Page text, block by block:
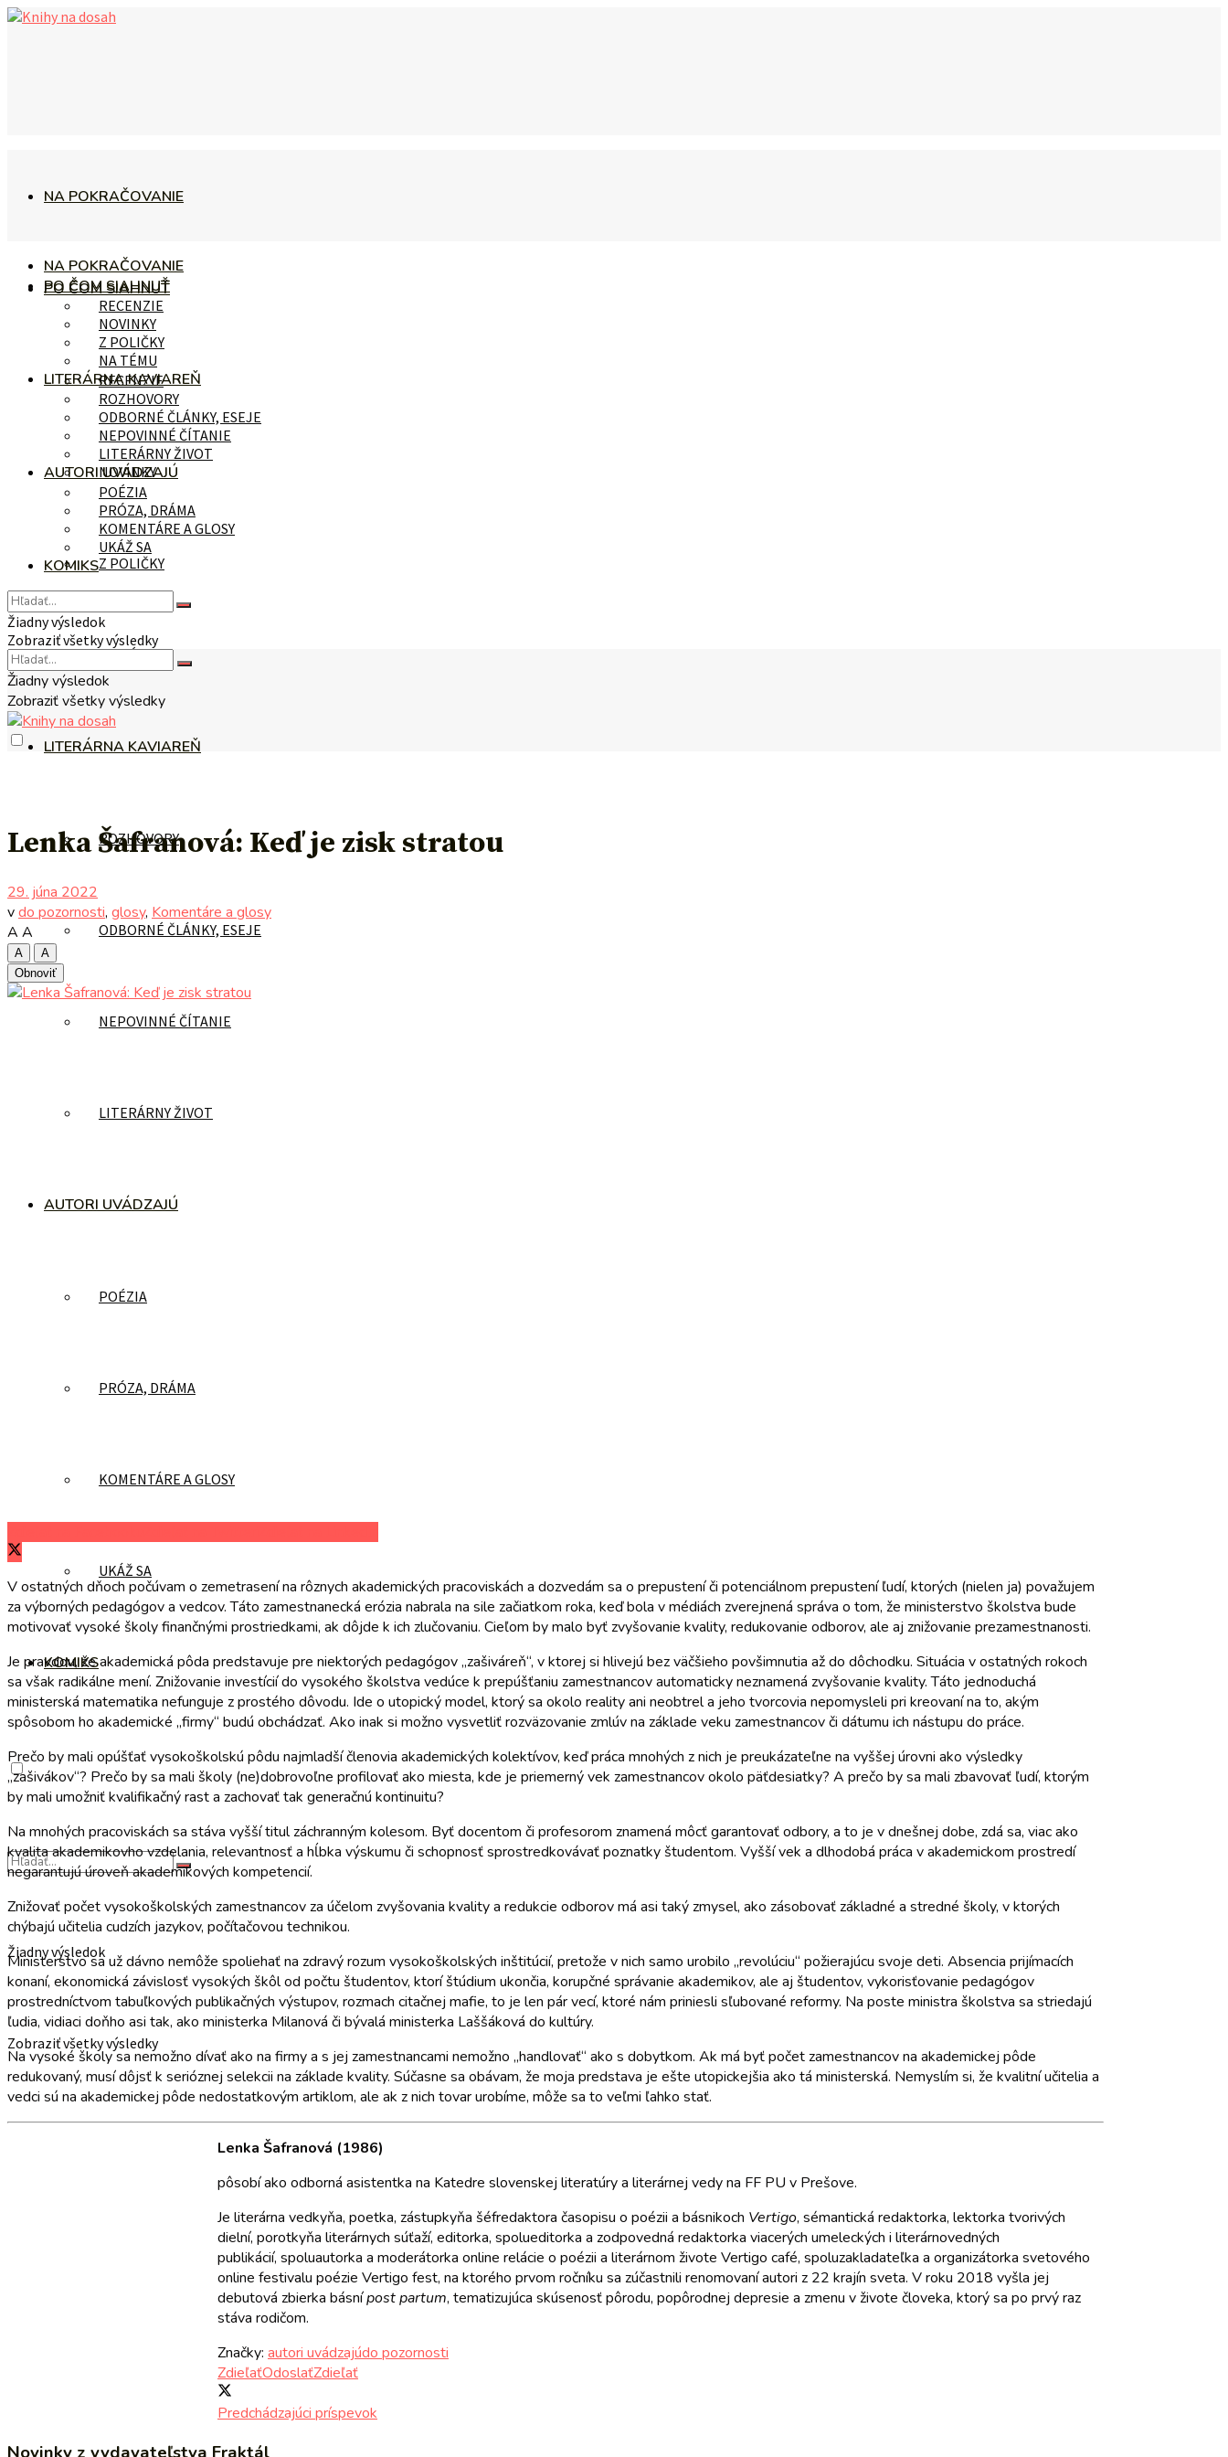
NA POKRAČOVANIE
PO ČOM SIAHNUŤ
RECENZIE
NOVINKY
Z POLIČKY
NA TÉMU
LITERÁRNA KAVIAREŇ
ROZHOVORY
ODBORNÉ ČLÁNKY, ESEJE
NEPOVINNÉ ČÍTANIE
LITERÁRNY ŽIVOT
AUTORI UVÁDZAJÚ
POÉZIA
PRÓZA, DRÁMA
KOMENTÁRE A GLOSY
UKÁŽ SA
KOMIKS
Žiadny výsledok
Zobraziť všetky výsledky
NA POKRAČOVANIE
PO ČOM SIAHNUŤ
RECENZIE
NOVINKY
Z POLIČKY
NA TÉMU
LITERÁRNA KAVIAREŇ
ROZHOVORY
ODBORNÉ ČLÁNKY, ESEJE
NEPOVINNÉ ČÍTANIE
LITERÁRNY ŽIVOT
AUTORI UVÁDZAJÚ
POÉZIA
PRÓZA, DRÁMA
KOMENTÁRE A GLOSY
UKÁŽ SA
KOMIKS
Žiadny výsledok
Zobraziť všetky výsledky
Žiadny výsledok
Zobraziť všetky výsledky
Lenka Šafranová: Keď je zisk stratou
29. júna 2022
vdo pozornosti, glosy, Komentáre a glosy
A A
A
A
Obnoviť
V ostatných dňoch počúvam o zemetrasení na rôznych akademických pracoviskách a dozvedám sa o prepustení či potenciálnom prepustení ľudí, ktorých (nielen ja) považujem
za výborných pedagógov a vedcov. Táto zamestnanecká erózia nabrala na sile začiatkom roka, keď bola v médiách zverejnená správa o tom, že ministerstvo školstva bude
motivovať vysoké školy finančnými prostriedkami, ak dôjde k ich zlučovaniu. Cieľom by malo byť zvyšovanie kvality, redukovanie odborov, ale aj znižovanie prezamestnanosti.
Je pravdou, že akademická pôda predstavuje pre niektorých pedagógov „zašiváreň“, v ktorej si hlivejú bez väčšieho povšimnutia až do dôchodku. Situácia v ostatných rokoch
sa však radikálne mení. Znižovanie investícií do vysokého školstva vedúce k prepúšťaniu zamestnancov automaticky neznamená zvyšovanie kvality. Táto jednoduchá
ministerská matematika nefunguje z prostého dôvodu. Ide o utopický model, ktorý sa okolo reality ani neobtrel a jeho tvorcovia nepomysleli pri kreovaní na to, akým
spôsobom ho akademické „firmy“ budú obchádzať. Ako inak si možno vysvetliť rozväzovanie zmlúv na základe veku zamestnancov či dátumu ich nástupu do práce.
Prečo by mali opúšťať vysokoškolskú pôdu najmladší členovia akademických kolektívov, keď práca mnohých z nich je preukázateľne na vyššej úrovni ako výsledky
„zašivákov“? Prečo by sa mali školy (ne)dobrovoľne profilovať ako miesta, kde je priemerný vek zamestnancov okolo päťdesiatky? A prečo by sa mali zbavovať ľudí, ktorým
by mali umožniť kvalifikačný rast a zachovať tak generačnú kontinuitu?
Na mnohých pracoviskách sa stáva vyšší titul záchranným kolesom. Byť docentom či profesorom znamená môcť garantovať odbory, a to je v dnešnej dobe, zdá sa, viac ako
kvalita akademikovho vzdelania, relevantnosť a hĺbka výskumu či schopnosť sprostredkovávať poznatky študentom. Vyšší vek a dlhodobá práca v akademickom prostredí
negarantujú úroveň akademikových kompetencií.
Znižovať počet vysokoškolských zamestnancov za účelom zvyšovania kvality a redukcie odborov má asi taký zmysel, ako zásobovať základné a stredné školy, v ktorých
chýbajú učitelia cudzích jazykov, počítačovou technikou.
Ministerstvo sa už dávno nemôže spoliehať na zdravý rozum vysokoškolských inštitúcií, pretože v nich samo urobilo „revolúciu“ požierajúcu svoje deti. Absencia prijímacích
konaní, ekonomická závislosť vysokých škôl od počtu študentov, ktorí štúdium ukončia, korupčné správanie akademikov, ale aj študentov, vykorisťovanie pedagógov
prostredníctvom tabuľkových publikačných výstupov, rozmach citačnej mafie, to je len pár vecí, ktoré nám priniesli sľubované reformy. Na poste ministra školstva sa striedajú
ľudia, vidiaci doňho asi tak, ako ministerka Milanová či bývalá ministerka Laššáková do kultúry.
Na vysoké školy sa nemožno dívať ako na firmy a s jej zamestnancami nemožno „handlovať“ ako s dobytkom. Ak má byť počet zamestnancov na akademickej pôde
redukovaný, musí dôjsť k serióznej selekcii na základe kvality. Súčasne sa obávam, že moja predstava je ešte utopickejšia ako tá ministerská. Nemyslím si, že kvalitní učitelia a
vedci sú na akademickej pôde nedostatkovým artiklom, ale ak z nich tovar urobíme, môže sa to veľmi ľahko stať.
Lenka Šafranová (1986)
pôsobí ako odborná asistentka na Katedre slovenskej literatúry a literárnej vedy na FF PU v Prešove.
Je literárna vedkyňa, poetka, zástupkyňa šéfredaktora časopisu o poézii a básnikoch Vertigo, sémantická redaktorka, lektorka tvorivých
dielní, porotkyňa literárnych súťaží, editorka, spolueditorka a zodpovedná redaktorka viacerých umeleckých i literárnovedných
publikácií, spoluautorka a moderátorka online relácie o poézii a literárnom živote Vertigo café, spoluzakladateľka a organizátorka svetového
online festivalu poézie Vertigo fest, na ktorého prvom ročníku sa zúčastnili renomovaní autori z 22 krajín sveta. V roku 2018 vyšla jej
debutová zbierka básnípost partum, tematizujúca skúsenosť pôrodu, popôrodnej depresie a zmenu v živote človeka, ktorý sa po prvý raz
stáva rodičom.
Značky: autori uvádzajúdo pozornosti
ZdieľaťOdoslaťZdieľať
Predchádzajúci príspevok